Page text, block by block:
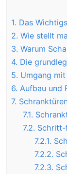
1. Das
2. Wie stellt
3. Warum
4. Die
5. Umgang
6. Aufbau und
7.
7.1.
7.2.
7.2.1.
7.2.2.
7.2.3.